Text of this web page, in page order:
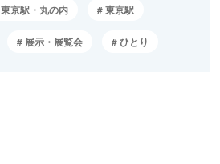
東京駅・丸の内 東京駅
展示・展覧会 ひとり